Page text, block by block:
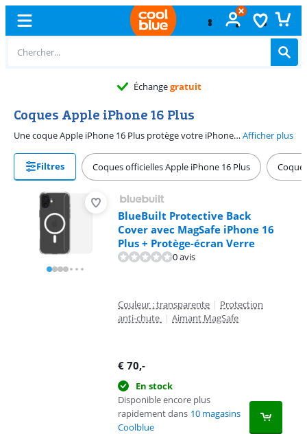
Échangegratuit
Coques Apple iPhone 16 Plus
Une coque Apple iPhone 16 Plus protège votre iPhone contre les dommages et les rayures. Choisissez par exemple une book case. Une book case possède un rabat avant qui protège l'écran contre les rayures. Vous pouvez également y ranger des cartes et de la monnaie. Vous faites régulièrement tomber votre iPhone ? Dans ce cas, optez pour une back cover avec protection antichute. Vous utilisez des accessoires MagSafe ? Choisissez une coque iPhone 16 Plus avec MagSafe. Si vous optez pour une coque MagSafe, vous pouvez facilement fixer des accessoires MagSafe sur votre Apple iPhone 16 Plus.Afficher plus
Filtres Coques officielles Apple iPhone 16 Plus
BlueBuilt Protective Back
Cover avec MagSafe iPhone 16
Plus + Protège-écran Verre
0 avis
Couleur : transparente | Protection
anti-chute | Aimant MagSafe
€ 70,-
En stock
Disponible encore plus
rapidement dans 10 magasins
Coolblue